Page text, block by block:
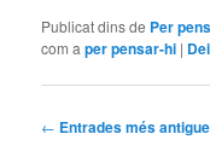
Publicat dins de Per
com a per pensar-hi |
Navegació
← Entrades més